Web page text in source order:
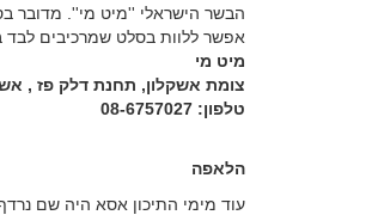
אפשר ללוות בסלט שמרכיבים לבד
מיט מי
צומת אשקלון, תחנת דלק פז ,
טלפון: 08-6757027
הלאפה
עוד מימי התיכון אסא היה שם